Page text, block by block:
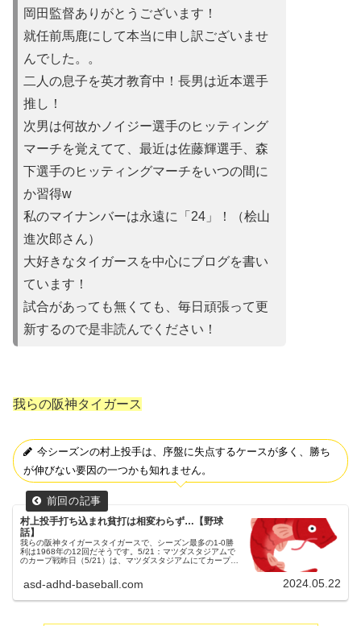
岡田監督ありがとうございます！
就任前馬鹿にして本当に申し訳ございませ
んでした。。
二人の息子を英才教育中！長男は近本選手
推し！
次男は何故かノイ ジー選手のヒッティング
マーチを覚えてて、最近は佐藤輝選手、森
下選手のヒッティングマーチをいつの間に
か習得w
私のマイナンバーは永遠に「24」！（桧山
進次郎さん）
大好きなタイガースを中心にブログを書い
ています！
試合があって も無くても、毎日頑張って更
新するので是非読んでください！
我らの阪神タイガース
今シーズンの村上投手は、序盤に失点するケースが多く、勝ち
が伸びない要因の一つかも知れません。
村上投手打ち込まれ貧打は相変わらず…【野球
話】
我らの阪神タイガースタイガースで、シーズン最多の1-0勝
利は1968年の12回だそうです。5/21：マツダスタジアムで
のカープ戦昨日（5/21）は、マツダスタジアムにてカープと
asd-adhd-baseball.com 2024.05.22